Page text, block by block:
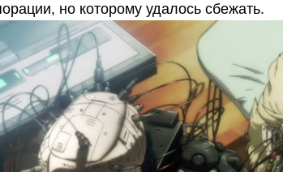
но которому удалось сбежать.